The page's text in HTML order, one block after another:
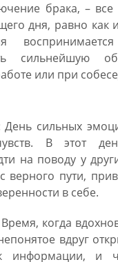
брака, –
дня, равно как
сильнейшую
или при
День сильных
В этот
на поводу у
верного пути,
в себе.
когда
вдруг
информации, и